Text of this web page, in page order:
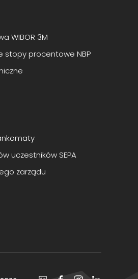
WIBOR 3M
stopy procentowe NBP
uczestników SEPA
zarządu